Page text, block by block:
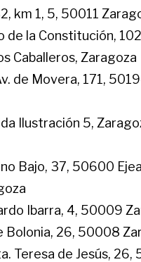
km 1, 5, 50011
de la Constitución,
Caballeros, Zaragoza
de Movera, 171,
Ilustración 5,
Bajo, 37, 50600
Ibarra, 4, 50009
Bolonia, 26, 50008
Teresa de Jesús, 26,